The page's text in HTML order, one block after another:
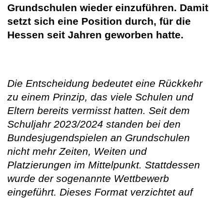
Grundschulen wieder einzuführen. Damit
setzt sich eine Position durch, für die
Hessen seit Jahren geworben hatte.
Die Entscheidung bedeutet eine Rückkehr
zu einem Prinzip, das viele Schulen und
Eltern bereits vermisst hatten. Seit dem
Schuljahr 2023/2024 standen bei den
Bundesjugendspielen an Grundschulen
nicht mehr Zeiten, Weiten und
Platzierungen im Mittelpunkt. Stattdessen
wurde der sogenannte Wettbewerb
eingeführt. Dieses Format verzichtet auf